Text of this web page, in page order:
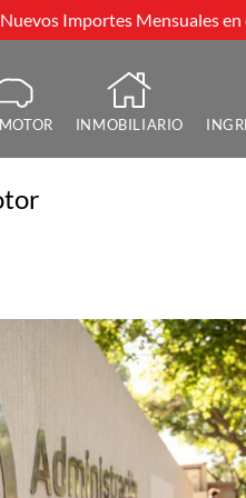
Importes Mensuales
INMOBILIARIO